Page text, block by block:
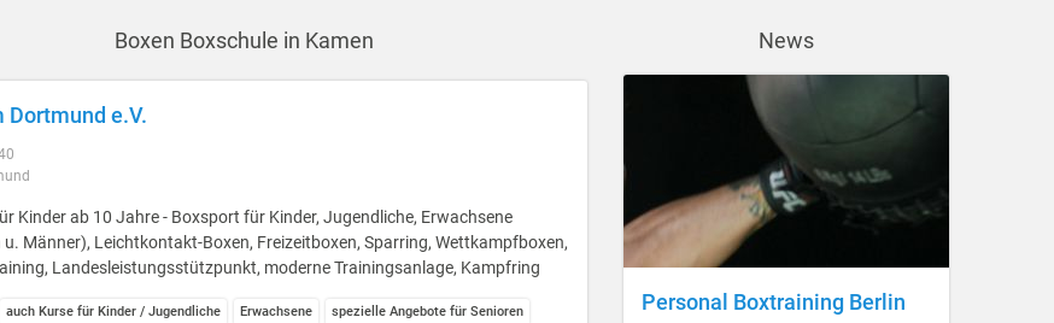
Boxen Boxschule in Kamen
Dortmund e.V.
Kinder ab 10 Jahre - Boxsport für Kinder, Jugendliche, Erwachsene
u. Männer), Leichtkontakt-Boxen, Freizeitboxen, Sparring, Wettkampfboxen,
Landesleistungsstützpunkt, moderne Trainingsanlage, Kampfring
auch Kurse für Kinder / Jugendliche Erwachsene spezielle Angebote für Senioren
News
Personal Boxtraining Berlin